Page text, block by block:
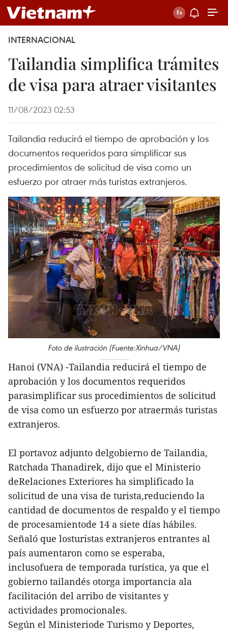
INTERNACIONAL
Tailandia simplifica trámites
de visa para atraer visitantes
11/08/2023 02:53
Tailandia reducirá el tiempo de aprobación y los
documentos requeridos para simplificar sus
procedimientos de solicitud de visa como un
esfuerzo por atraer más turistas extranjeros.
Foto de ilustración (Fuente:Xinhua/VNA)
Hanoi (VNA) -Tailandia reducirá el tiempo de
aprobación y los documentos requeridos
parasimplificar sus procedimientos de solicitud
de visa como un esfuerzo por atraermás turistas
extranjeros.
El portavoz adjunto delgobierno de Tailandia,
Ratchada Thanadirek, dijo que el Ministerio
deRelaciones Exteriores ha simplificado la
solicitud de una visa de turista,reduciendo la
cantidad de documentos de respaldo y el tiempo
de procesamientode 14 a siete días hábiles.
Señaló que losturistas extranjeros entrantes al
país aumentaron como se esperaba,
inclusofuera de temporada turística, ya que el
gobierno tailandés otorga importancia ala
facilitación del arribo de visitantes y
actividades promocionales.
Según el Ministeriode Turismo y Deportes,